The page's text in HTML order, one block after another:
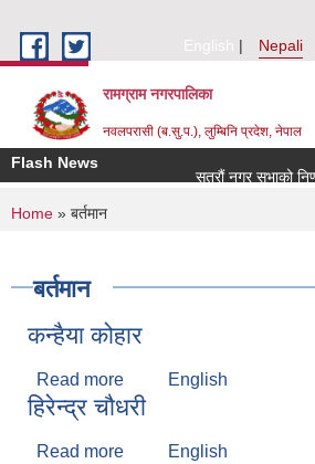
English
Nepali
रामग्राम नगरपालिका
नवलपरासी (ब.सु.प.), लुम्बिनि प्रदेश, नेपाल
Flash News
सत्रौं नगर सभाको निर्णय
You are here
Home » बर्तमान
बर्तमान
कन्हैया कोहार
Read more about कन्हैया कोहार
English
हिरेन्द्र चौधरी
Read more about हिरेन्द्र चौधरी
English